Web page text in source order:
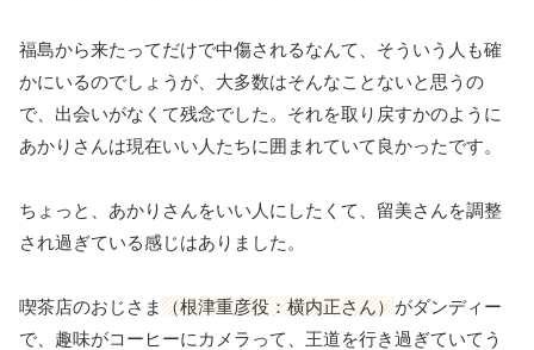
福島から来たってだけで中傷されるなんて、そういう人も確
かにいるのでしょうが、大多数はそんなことないと思うの
で、出会いがなくて残念でした。それを取り戻すかのように
あかりさんは現在いい人たちに囲まれていて良かったです。
ちょっと、あかりさんをいい人にしたくて、留美さんを調整
され過ぎている感じはありました。
喫茶店のおじさま（根津重彦役：横内正さん）がダンディー
で、趣味がコーヒーにカメラって、王道を行き過ぎていてう